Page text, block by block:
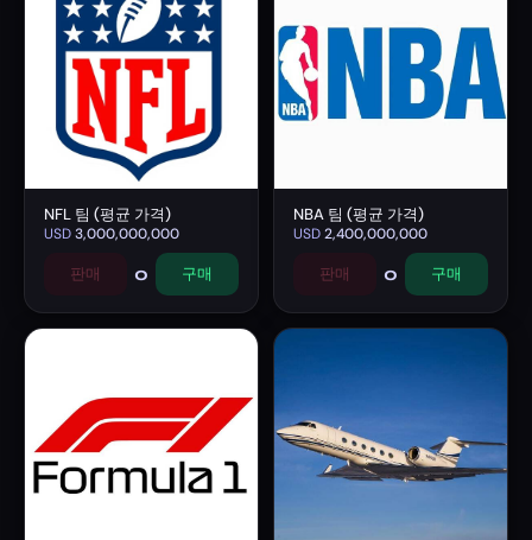
NFL 팀 (평균 가격)
USD3,000,000,000
판매 0 구매
NBA 팀 (평균 가격)
USD2,400,000,000
판매 0 구매